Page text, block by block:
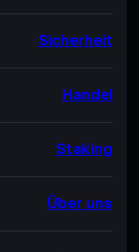
Sicherheit
Handel
Staking
Über uns